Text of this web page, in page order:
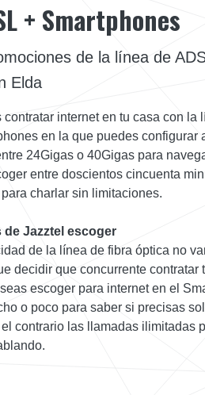
+ Smartphones
de la línea de
Elda
internet en tu casa con la
en la que puedes configurar
24Gigas o 40Gigas para
entre doscientos cincuenta
charlar sin limitaciones.
de Jazztel escoger
de la línea de fibra óptica no
decidir que concurrente contratar
escoger para internet en el
o poco para saber si precisas
contrario las llamadas ilimitadas